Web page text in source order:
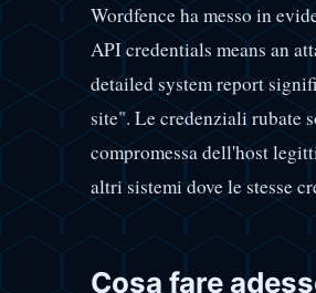
Wordfence ha messo in
API credentials means an
detailed system report
site". Le credenziali rubate
compromessa dell'host
altri sistemi dove le stesse
Cosa fare